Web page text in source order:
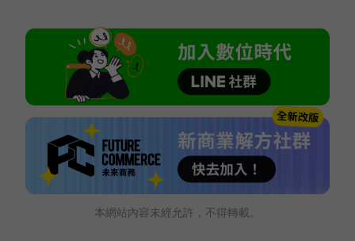
本網站內容未經允許，不得轉載。